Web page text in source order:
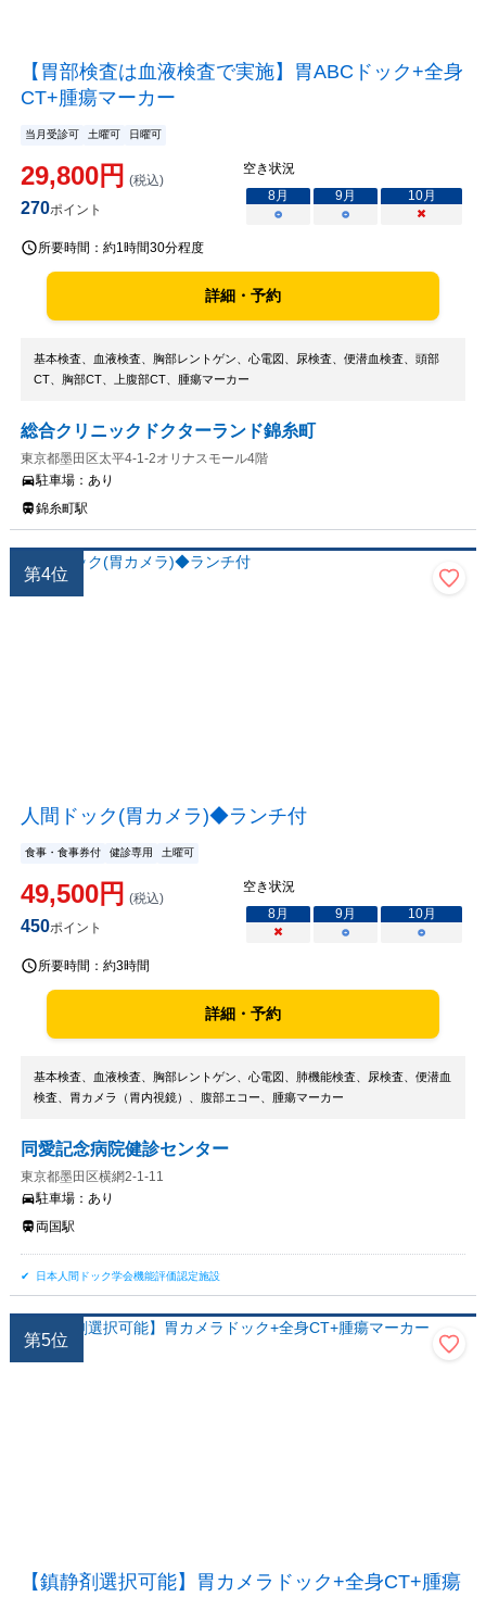
【胃部検査は血液検査で実施】胃ABCドック+全身
CT+腫瘍マーカー
当月受診可 土曜可 日曜可
29,800円 (税込)
270ポイント
空き状況
8月 9月 10月
○
○ ×
所要時間： 約1時間30分程度
詳細・予約
基本検査、血液検査、胸部レントゲン、心電図、尿検査、便潜血検査、頭部
CT、胸部CT、上腹部CT、腫瘍マーカー
総合クリニックドクターランド錦糸町
東京都墨田区太平4-1-2オリナスモール4階
駐車場： あり
錦糸町駅
第4位
人間ドック(胃カメラ)◆ランチ付
食事・食事券付 健診専用 土曜可
49,500円 (税込)
450ポイント
空き状況
8月 9月 10月
×
○ ○
所要時間： 約3時間
詳細・予約
基本検査、血液検査、胸部レントゲン、心電図、肺機能検査、尿検査、便潜血
検査、胃カメラ（胃内視鏡）、腹部エコー、腫瘍マーカー
同愛記念病院健診センター
東京都墨田区横網2-1-11
駐車場： あり
両国駅
日本人間ドック学会機能評価認定施設
第5位
【鎮静剤選択可能】胃カメラドック+全身CT+腫瘍